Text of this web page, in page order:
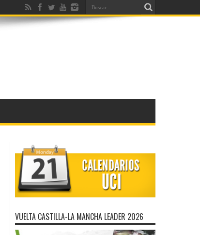
VUELTA CASTILLA-LA MANCHA LEADER 2026